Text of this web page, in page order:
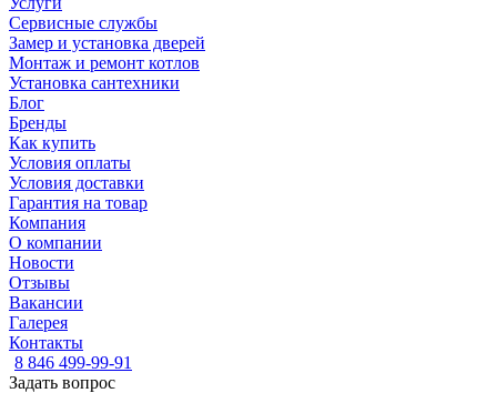
Сервисные службы
Замер и установка дверей
Монтаж и ремонт котлов
Установка сантехники
Блог
Бренды
Как купить
Условия оплаты
Условия доставки
Гарантия на товар
Компания
О компании
Новости
Отзывы
Вакансии
Галерея
Контакты
8 846 499-99-91
Задать вопрос